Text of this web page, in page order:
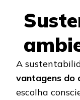
A
vantagens do
escolha